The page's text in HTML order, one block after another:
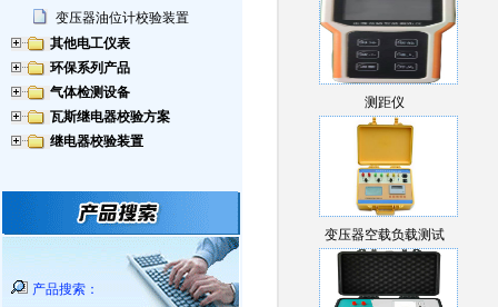
变压器油位计校验装置
其他电工仪表
环保系列产品
气体检测设备
瓦斯继电器校验方案
继电器校验装置
产品搜索：
测距仪
变压器空载负载测试
仪…